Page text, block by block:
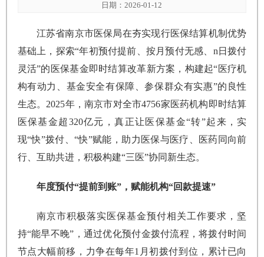
日期：2026-01-12
江苏省南京市医保局在夯实现行医保结算机制优势
基础上，探索“年初预付提前、按月预付无感、n日拨付
灵活”的医保基金即时结算改革新方案，构建起“医疗机
构有动力、基金安全有保障、参保群众有实惠”的良性
生态。2025年，南京市对全市4756家医药机构即时结算
医保基金超320亿元，真正让医保基金“转”起来，实
现“快”拨付、“快”赋能，助力医保与医疗、医药同向前
行、互助共进，积极构建“三医”协同新生态。
年度预付“提前到账”，赋能机构“回款提速”
南京市积极落实医保基金预付相关工作要求，坚
持“能早不晚”，通过优化预付金拨付流程，将拨付时间
节点大幅前移，力争在每年1月初拨付到位，累计已向